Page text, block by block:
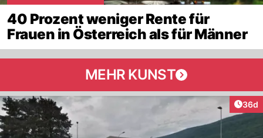
40 Prozent weniger Rente für
Frauen in Österreich als für Männer
MEHR KUNST
36d